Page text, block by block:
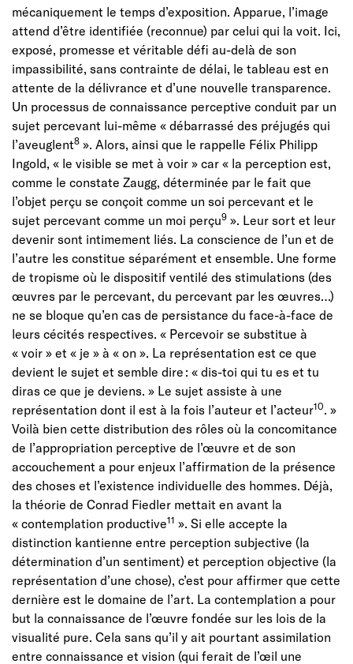
mécaniquement le temps d’exposition. Apparue, l’image
attend d’être identifiée (reconnue) par celui qui la voit. Ici,
exposé, promesse et véritable défi au-delà de son
impassibilité, sans contrainte de délai, le tableau est en
attente de la délivrance et d’une nouvelle transparence.
Un processus de connaissance perceptive conduit par un
sujet percevant lui-même « débarrassé des préjugés qui
l’aveuglent8 ». Alors, ainsi que le rappelle Félix Philipp
Ingold, « le visible se met à voir » car « la perception est,
comme le constate Zaugg, déterminée par le fait que
l’objet perçu se conçoit comme un soi percevant et le
sujet percevant comme un moi perçu9 ». Leur sort et leur
devenir sont intimement liés. La conscience de l’un et de
l’autre les constitue séparément et ensemble. Une forme
de tropisme où le dispositif ventilé des stimulations (des
œuvres par le percevant, du percevant par les œuvres…)
ne se bloque qu’en cas de persistance du face-à-face de
leurs cécités respectives. « Percevoir se substitue à
« voir » et « je » à « on ». La représentation est ce que
devient le sujet et semble dire : « dis-toi qui tu es et tu
diras ce que je deviens. » Le sujet assiste à une
représentation dont il est à la fois l’auteur et l’acteur10. »
Voilà bien cette distribution des rôles où la concomitance
de l’appropriation perceptive de l’œuvre et de son
accouchement a pour enjeux l’affirmation de la présence
des choses et l’existence individuelle des hommes. Déjà,
la théorie de Conrad Fiedler mettait en avant la
« contemplation productive11 ». Si elle accepte la
distinction kantienne entre perception subjective (la
détermination d’un sentiment) et perception objective (la
représentation d’une chose), c’est pour affirmer que cette
dernière est le domaine de l’art. La contemplation a pour
but la connaissance de l’œuvre fondée sur les lois de la
visualité pure. Cela sans qu’il y ait pourtant assimilation
entre connaissance et vision (qui ferait de l’œil une